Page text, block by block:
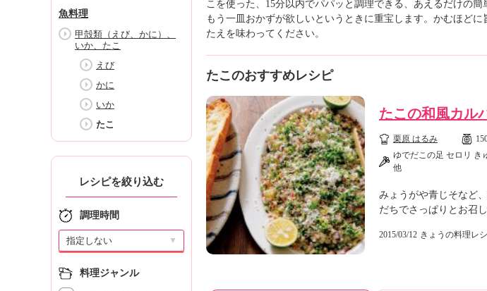
つ
け
よ
N
デ
ュ
ョ
ナ
ル
「
魚料理
甲殻類（えび、かに）、
いか、たこ
えび
かに
いか
たこ
レシピを絞り込む
調理時間
▼
料理ジャンル
こを使った、15分以内でパパッと調理できる、あえるだけの簡
もう一皿おかずが欲しいというときに重宝します。かむほど
たえを味わってください。
たこのおすすめレシピ
たこの和風カル
栗原 はるみ
ゆでだこの足 セロリ き
他
みょうがや青じそなど
だちでさっぱりとお召
2015/03/12 きょうの料理レ